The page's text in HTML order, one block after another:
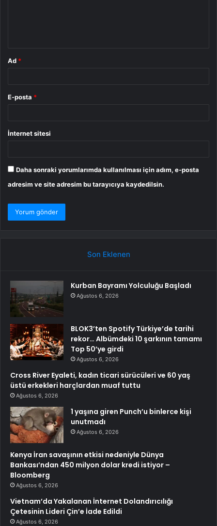
Ad *
E-posta *
İnternet sitesi
Daha sonraki yorumlarımda kullanılması için adım, e-posta
adresim ve site adresim bu tarayıcıya kaydedilsin.
Son Eklenen
Kurban Bayramı Yolculuğu Başladı
Ağustos 6, 2026
BLOK3’ten Spotify Türkiye’de tarihi
rekor… Albümdeki 10 şarkının tamamı
Top 50’ye girdi
Ağustos 6, 2026
Cross River Eyaleti, kadın ticari sürücüleri ve 60 yaş
üstü erkekleri harçlardan muaf tuttu
Ağustos 6, 2026
1 yaşına giren Punch’u binlerce kişi
unutmadı
Ağustos 6, 2026
Kenya İran savaşının etkisi nedeniyle Dünya
Bankası’ndan 450 milyon dolar kredi istiyor –
Bloomberg
Ağustos 6, 2026
Vietnam’da Yakalanan İnternet Dolandırıcılığı
Çetesinin Lideri Çin’e İade Edildi
Ağustos 6, 2026